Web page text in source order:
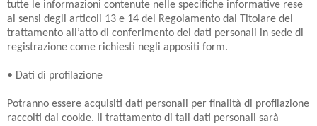
tutte le informazioni contenute nelle specifiche informative rese
ai sensi degli articoli 13 e 14 del Regolamento dal Titolare del
trattamento all’atto di conferimento dei dati personali in sede di
registrazione come richiesti negli appositi form.
• Dati di profilazione
Potranno essere acquisiti dati personali per finalità di profilazione
raccolti dai cookie. Il trattamento di tali dati personali sarà